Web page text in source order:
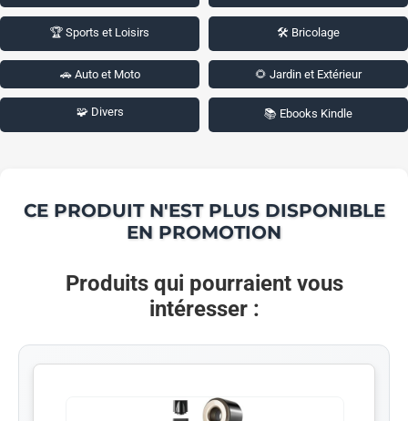
🏆 Sports et Loisirs 🛠️ Bricolage
🚗 Auto et Moto 🌻 Jardin et Extérieur
🧩 Divers 📚 Ebooks Kindle
CE PRODUIT N'EST PLUS DISPONIBLE
EN PROMOTION
Produits qui pourraient vous
intéresser :